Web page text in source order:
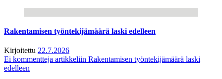
Rakentamisen työntekijämäärä laski edelleen
Kirjoitettu 22.7.2026
Ei kommentteja artikkeliin Rakentamisen työntekijämäärä laski
edelleen